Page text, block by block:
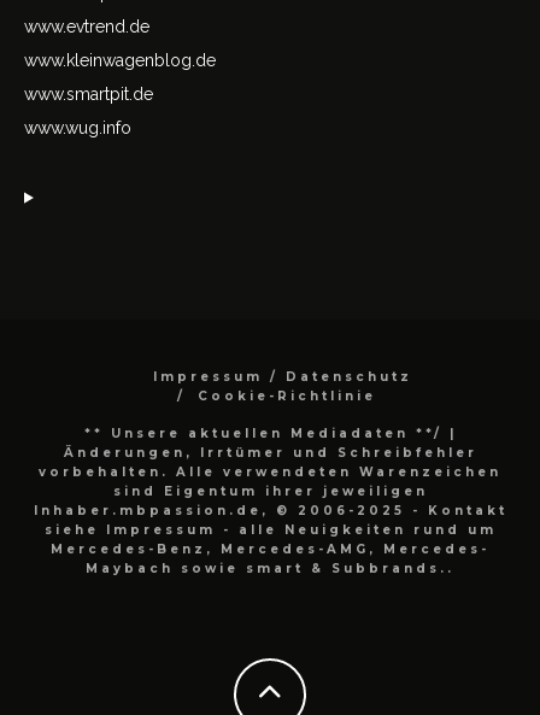
www.evtrend.de
www.kleinwagenblog.de
www.smartpit.de
www.wug.info
Impressum / Datenschutz
Cookie-Richtlinie
** Unsere aktuellen Mediadaten **/
|
Änderungen, Irrtümer und Schreibfehler
vorbehalten. Alle verwendeten Warenzeichen
sind Eigentum ihrer jeweiligen
Inhaber.mbpassion.de, © 2006-2025 - Kontakt
siehe Impressum - alle Neuigkeiten rund um
Mercedes-Benz, Mercedes-AMG, Mercedes-
Maybach sowie smart & Subbrands..